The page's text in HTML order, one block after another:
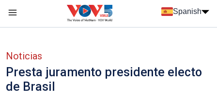
Spanish
Noticias
Presta juramento presidente electo
de Brasil